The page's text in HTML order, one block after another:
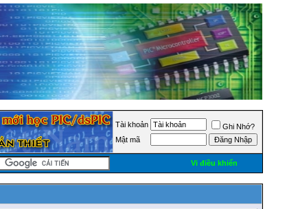
Tài khoản
Ghi Nhớ?
Mật mã
Vi điều khiển